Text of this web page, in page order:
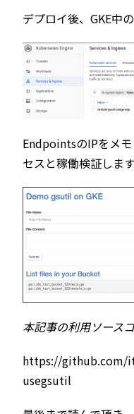
デプロイ後、GKE中
EndpointsのIPをメ
セスと稼働検証します
本記事の利用ソース
https://github.com/
usegsutil